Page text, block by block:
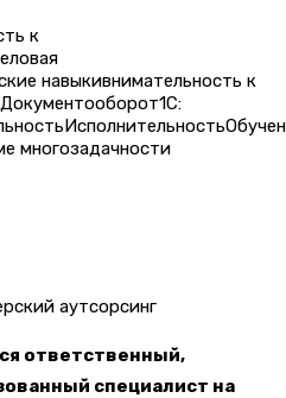
к
навыкивнимательность к
Документооборот1С:
Исполнительность
многозадачности
аутсорсинг
ответственный,
специалист на